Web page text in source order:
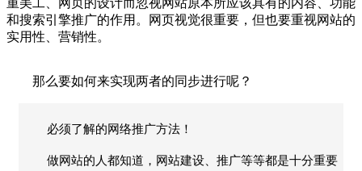
和搜索引擎推广的作用。网页视觉很重要，但也要重视网站的
实用性、营销性。
那么要如何来实现两者的同步进行呢？
必须了解的网络推广方法！
做网站的人都知道，网站建设、推广等等都是十分重要